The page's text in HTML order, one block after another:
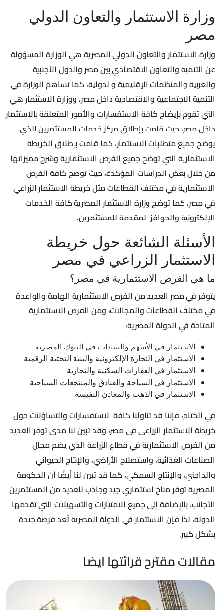
وزارة الاستثمار والتعاون الدولي
مصر
وزارة الاستثمار والتعاون الدولي المصرية هي الوزارة المسؤولة
عن التنمية والتعاون الاقتصادي بين مصر والدول الأجنبية
والعربية والمنظمات الإقليمية والدولية، كما تساهم الوزارة في
التنمية الاجتماعية والاقتصادية داخل مصر، ووزارة الاستثمار هي
التي تقوم بإيضاح كافة الاستفسارات والأمور المتعلقة بالاستثمار
داخل مصر، حيث قامت بإطلاق مركز خدمات المستثمرين الذي
يوضح جميع متطلبات الاستثمار، كما قامت بإطلاق الخريطة
الاستثمارية التي توضح جميع الفرص الاستثمارية وشرح مميزاتها
من خلال بعض الدراسات المؤكدة، حيث توضح كافة الفرص
الاستثمارية في مختلف القطاعات مثل خريطة الاستثمار الزراعي
في مصر، كما توضح وزارة الاستثمار المصرية كافة الخدمات
الإلكترونية والحوافز المقدمة للمستثمرين.
الأسئلة الشائعة حول خريطة
الاستثمار الزراعي في مصر
ما هي الفرص الاستثمارية في مصر؟
يتوفر في مصر العديد من الفرص الاستثمارية الهامة والواعدة
في مختلف القطاعات والمجالات، ومن الفرص الاستثمارية
المتاحة في الدولة المصرية:
الاستثمار في الأسهم والسندات في البنوك المصرية
الاستثمار في التجارة الإلكترونية والبنية التحتية الرقمية
الاستثمار في العقارات السكنية والتجارية
الاستثمار في السياحة والفنادق والمنتجعات السياحية
الاستثمار في الذهب والمعادن النفيسة
في الختام، فإننا قد تناولنا كافة الاستفسارات والتساؤلات حول
خريطة الاستثمار الزراعي في مصر، وقد تبين لنا مدى توفر العديد
من الفرص الاستثمارية في قطاع الزراعة الذي يضم مجال
الصناعات الغذائية، واستصلاح الأراضي، والإنتاج الحيواني
والداجني، والإنتاج السمكي، كما قد تبين لنا أيضًا أن الحكومة
المصرية توفر مناخ استثماري جيد وجاذب للعديد من المستثمرين
الأجانب، بالإضافة إلى جميع الامتيازات والتسهيلات التي تقدمها
الدولة، لذا فإن الاستثمار في الدولة المصرية تًعد فرصة جيدة
بشكل كبير.
مقالات مقترح قرائتها ايضا